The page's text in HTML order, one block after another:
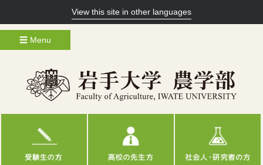
View this site in other languages
☰ Menu